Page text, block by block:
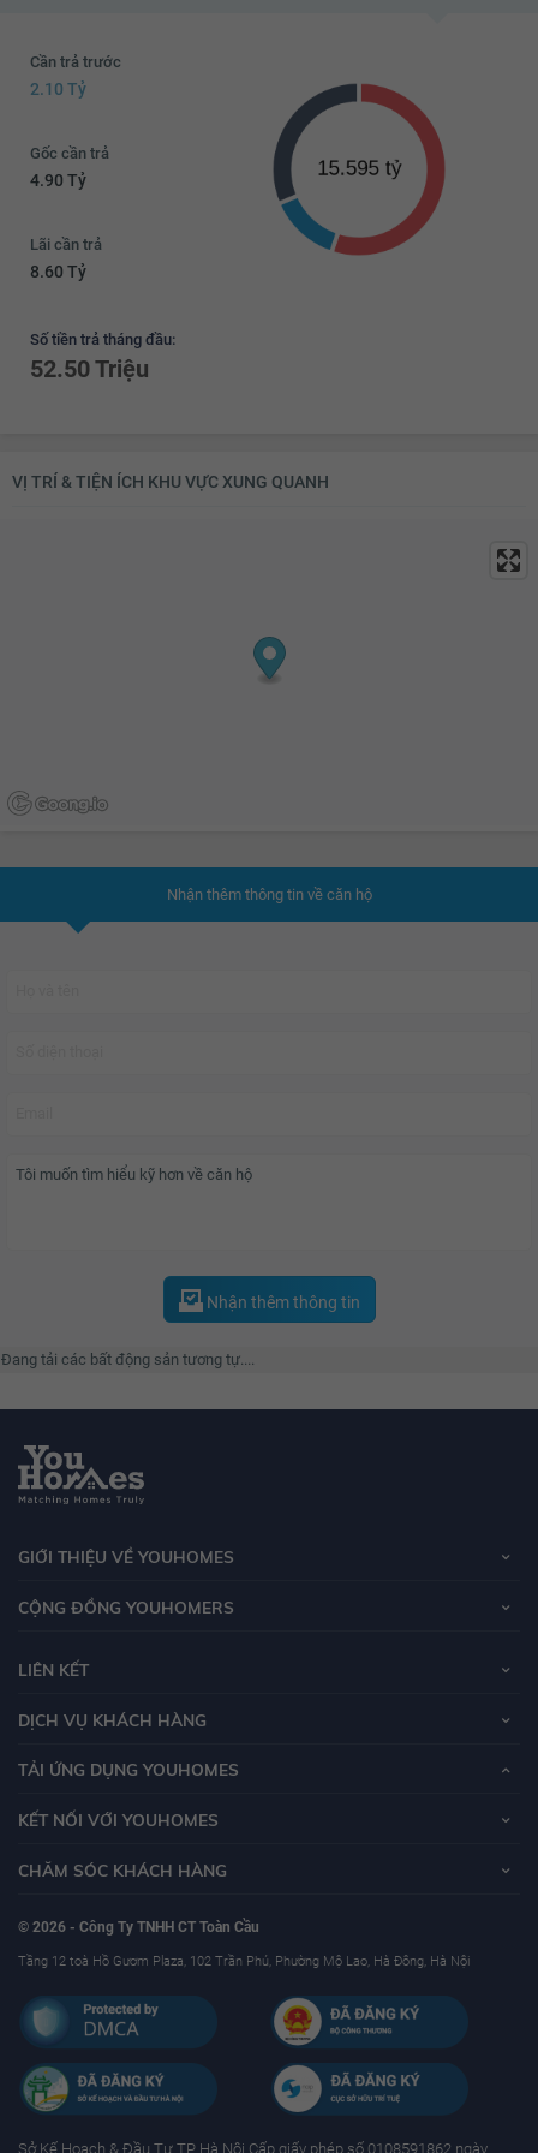
Cần trả trước
2.10 Tỷ
Gốc cần trả
4.90 Tỷ
Lãi cần trả
8.60 Tỷ
Số tiền trả tháng đầu:
52.50 Triệu
VỊ TRÍ & TIỆN ÍCH KHU VỰC XUNG QUANH
Nhận thêm thông tin về căn hộ
Nhận thêm thông tin
tải các bất động sản tương tự....
GIỚI THIỆU VỀ YOUHOMES
CỘNG ĐỒNG YOUHOMERS
LIÊN KẾT
DỊCH VỤ KHÁCH HÀNG
TẢI ỨNG DỤNG YOUHOMES
KẾT NỐI VỚI YOUHOMES
CHĂM SÓC KHÁCH HÀNG
© 2026 - Công Ty TNHH CT Toàn Cầu
Tầng 12 toà Hồ Gươm Plaza, 102 Trần Phú, Phường Mộ Lao, Hà Đông, Hà Nội
Sở Kế Hoạch & Ðầu Tư TP Hà Nội Cấp giấy phép số 0108591862 ngày